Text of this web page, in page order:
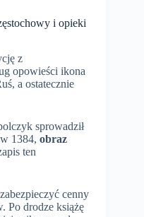
i opieki
z
opowieści ikona
a ostatecznie
sprowadził
1384, obraz
ten
cenny
Po drodze książę